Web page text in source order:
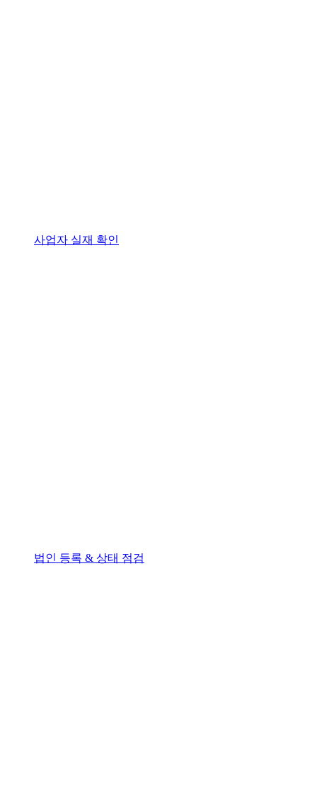
사업자 실재 확인
법인 등록 & 상태 점검